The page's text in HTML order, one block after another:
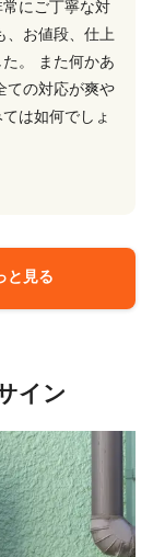
にご丁寧な対
、お値段、仕上
。 また何かあ
ての対応が爽や
は如何でしょ
と見る
イン